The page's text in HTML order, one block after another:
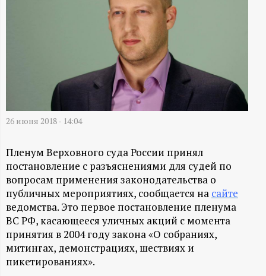
А
Н
-
и
н
ф
26 июня 2018 - 14:04
Пленум Верховного суда России принял
постановление с разъяснениями для судей по
вопросам применения законодательства о
публичных мероприятиях, сообщается на сайте
ведомства. Это первое постановление пленума
ВС РФ, касающееся уличных акций с момента
принятия в 2004 году закона «О собраниях,
митингах, демонстрациях, шествиях и
пикетированиях».